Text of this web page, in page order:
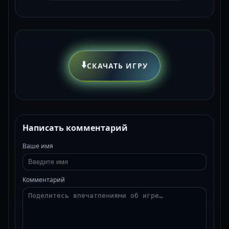
⬇️СКАЧАТЬ ИГРУ
Написать комментарий
Ваше имя
Комментарий